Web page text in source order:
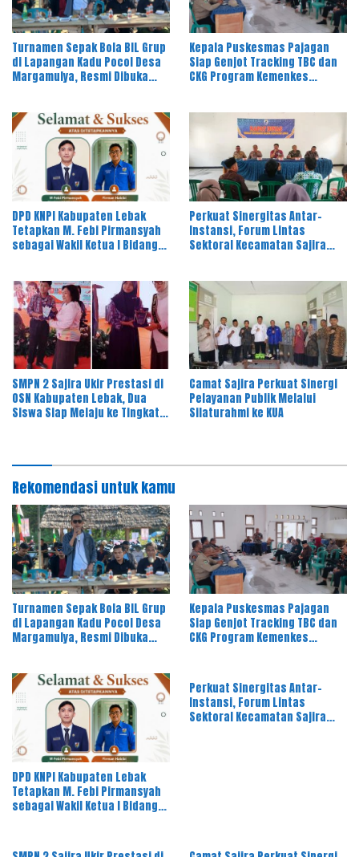
Turnamen Sepak Bola BIL Grup
di Lapangan Kadu Pocol Desa
Margamulya, Resmi Dibuka
Kepala Puskesmas Pajagan
Siap Genjot Tracking TBC dan
CKG Program Kemenkes
DPD KNPI Kabupaten Lebak
Tetapkan M. Febi Pirmansyah
sebagai Wakil Ketua I Bidang
Perkuat Sinergitas Antar-
Instansi, Forum Lintas
Sektoral Kecamatan Sajira
SMPN 2 Sajira Ukir Prestasi di
OSN Kabupaten Lebak, Dua
Siswa Siap Melaju ke Tingkat
Camat Sajira Perkuat Sinergi
Pelayanan Publik Melalui
Silaturahmi ke KUA
Rekomendasi untuk kamu
Turnamen Sepak Bola BIL Grup
di Lapangan Kadu Pocol Desa
Margamulya, Resmi Dibuka
Kepala Puskesmas Pajagan
Siap Genjot Tracking TBC dan
CKG Program Kemenkes
DPD KNPI Kabupaten Lebak
Tetapkan M. Febi Pirmansyah
sebagai Wakil Ketua I Bidang
Perkuat Sinergitas Antar-
Instansi, Forum Lintas
Sektoral Kecamatan Sajira